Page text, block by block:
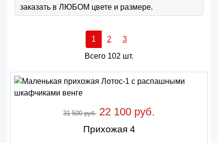
заказать в ЛЮБОМ цвете и размере.
1 2 3
Всего 102 шт.
31 500 руб. 22 100 руб.
Прихожая 4